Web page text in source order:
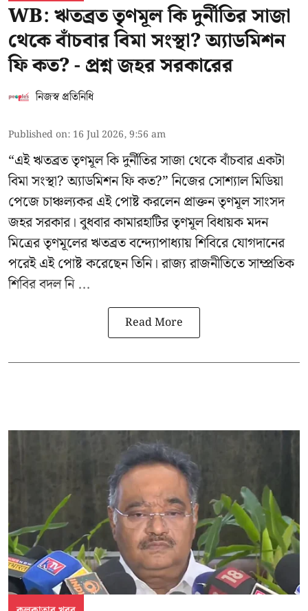
WB: ঋতব্রত তৃণমূল কি দুর্নীতির সাজা
থেকে বাঁচবার বিমা সংস্থা? অ্যাডমিশন
ফি কত? - প্রশ্ন জহর সরকারের
নিজস্ব প্রতিনিধি
Published on: 16 Jul 2026, 9:56 am
“এই ঋতব্রত তৃণমূল কি দুর্নীতির সাজা থেকে বাঁচবার একটা
বিমা সংস্থা? অ্যাডমিশন ফি কত?” নিজের সোশ্যাল মিডিয়া
পেজে চাঞ্চল্যকর এই পোষ্ট করলেন প্রাক্তন তৃণমূল সাংসদ
জহর সরকার। বুধবার কামারহাটির তৃণমূল বিধায়ক মদন
মিত্রেরতৃণমূলের ঋতব্রত বন্দ্যোপাধ্যায় শিবিরেযোগদানের
পরেই এই পোষ্ট করেছেন তিনি। রাজ্য রাজনীতিতে সাম্প্রতিক
শিবির বদল নি ...
Read More